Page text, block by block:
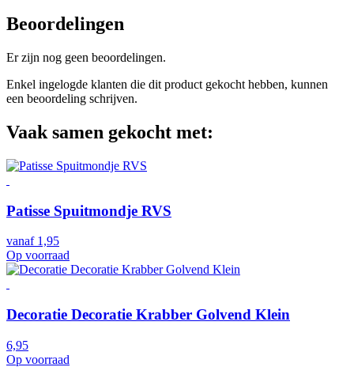
Beoordelingen
Er zijn nog geen beoordelingen.
Enkel ingelogde klanten die dit product gekocht hebben, kunnen
een beoordeling schrijven.
Vaak samen gekocht met:
Patisse Spuitmondje RVS
vanaf 1,95
Op voorraad
Decoratie Decoratie Krabber Golvend Klein
6,95
Op voorraad